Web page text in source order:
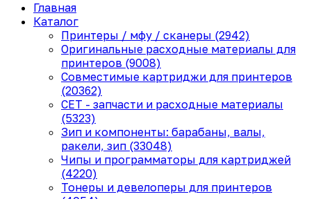
Главная
Каталог
Принтеры / мфу / сканеры (2942)
Оригинальные расходные материалы для
принтеров (9008)
Совместимые картриджи для принтеров
(20362)
CET - запчасти и расходные материалы
(5323)
Зип и компоненты: барабаны, валы,
ракели, зип (33048)
Чипы и программаторы для картриджей
(4220)
Тонеры и девелоперы для принтеров